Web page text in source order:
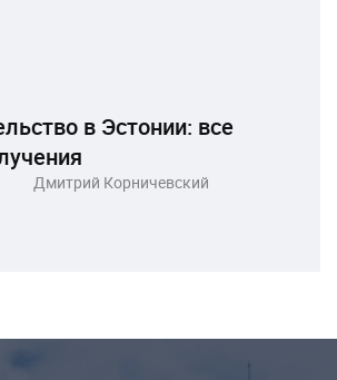
в Эстонии: все
Дмитрий Корничевский